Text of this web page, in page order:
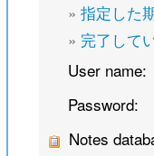
» 指定した
» 完了して
User name:
Password:
Notes